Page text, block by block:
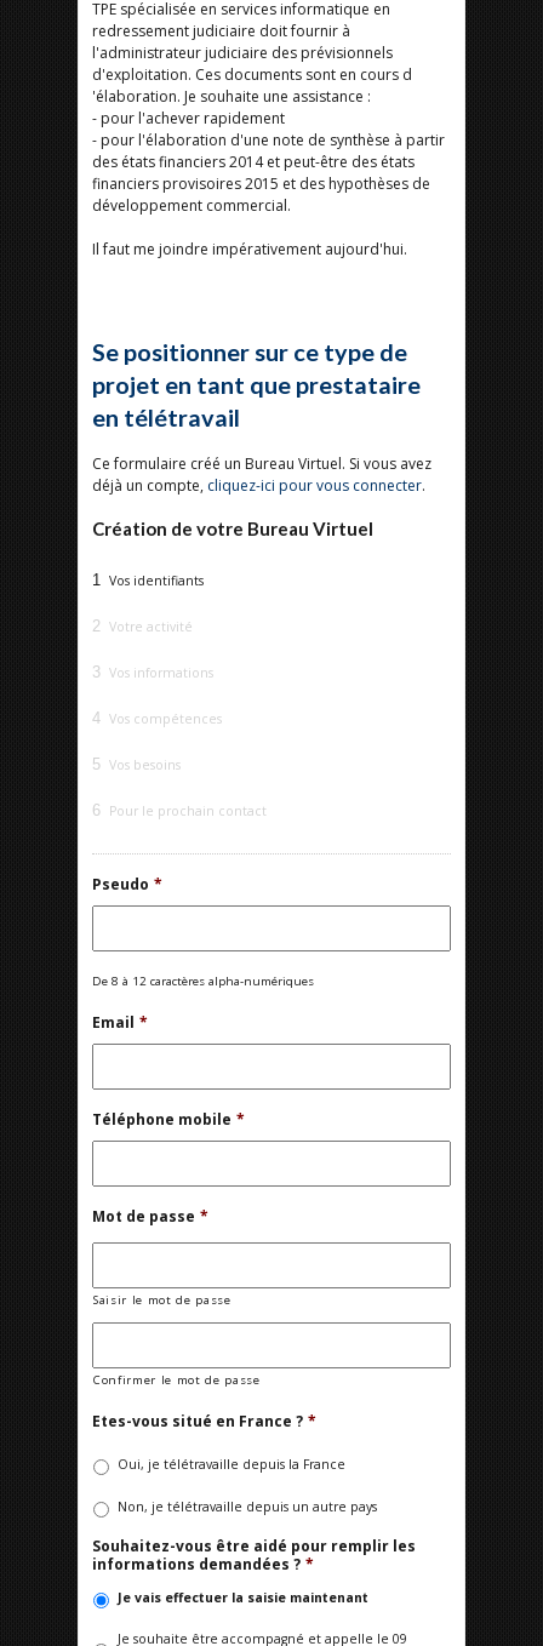
TPE spécialisée en services informatique en
redressement judiciaire doit fournir à
l'administrateur judiciaire des prévisionnels
d'exploitation. Ces documents sont en cours d
'élaboration. Je souhaite une assistance :
- pour l'achever rapidement
- pour l'élaboration d'une note de synthèse à partir
des états financiers 2014 et peut-être des états
financiers provisoires 2015 et des hypothèses de
développement commercial.
Il faut me joindre impérativement aujourd'hui.
Se positionner sur ce type de
projet en tant que prestataire
en télétravail
Ce formulaire créé un Bureau Virtuel. Si vous avez
déjà un compte, cliquez-ici pour vous connecter.
Création de votre Bureau Virtuel
1 Vos identifiants
2 Votre activité
3 Vos informations
4 Vos compétences
5 Vos besoins
6 Pour le prochain contact
Pseudo *
De 8 à 12 caractères alpha-numériques
Email *
Téléphone mobile *
Mot de passe *
Saisir le mot de passe
Confirmer le mot de passe
Etes-vous situé en France ? *
Oui, je télétravaille depuis la France
Non, je télétravaille depuis un autre pays
Souhaitez-vous être aidé pour remplir les
informations demandées ? *
Je vais effectuer la saisie maintenant
Je souhaite être accompagné et appelle le 09